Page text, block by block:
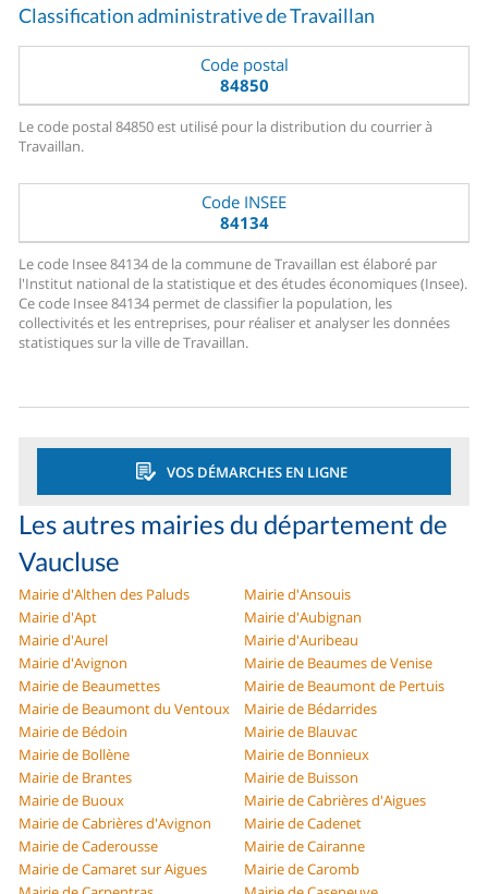
Classification administrative de Travaillan
Code postal
84850
Le code postal 84850 est utilisé pour la distribution du courrier à
Travaillan.
Code INSEE
84134
Le code Insee 84134 de la commune de Travaillan est élaboré par
l'Institut national de la statistique et des études économiques (Insee).
Ce code Insee 84134 permet de classifier la population, les
collectivités et les entreprises, pour réaliser et analyser les données
statistiques sur la ville de Travaillan.
VOS DÉMARCHES EN LIGNE
Les autres mairies du département de
Vaucluse
Mairie d'Althen des Paluds
Mairie d'Ansouis
Mairie d'Apt
Mairie d'Aubignan
Mairie d'Aurel
Mairie d'Auribeau
Mairie d'Avignon
Mairie de Beaumes de Venise
Mairie de Beaumettes
Mairie de Beaumont de Pertuis
Mairie de Beaumont du Ventoux
Mairie de Bédarrides
Mairie de Bédoin
Mairie de Blauvac
Mairie de Bollène
Mairie de Bonnieux
Mairie de Brantes
Mairie de Buisson
Mairie de Buoux
Mairie de Cabrières d'Aigues
Mairie de Cabrières d'Avignon
Mairie de Cadenet
Mairie de Caderousse
Mairie de Cairanne
Mairie de Camaret sur Aigues
Mairie de Caromb